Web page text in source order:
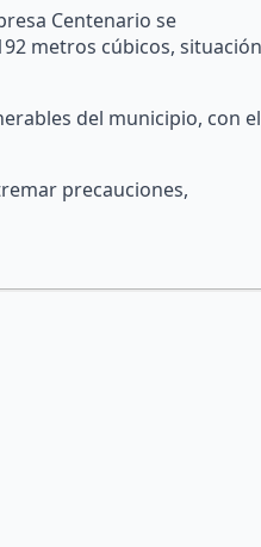
Centenario se
metros cúbicos, situación
del municipio, con el
precauciones,